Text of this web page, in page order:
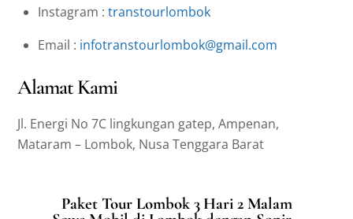
Instagram : transtourlombok
Email : infotranstourlombok@gmail.com
Alamat Kami
Jl. Energi No 7C lingkungan gatep, Ampenan,
Mataram – Lombok, Nusa Tenggara Barat
Paket Tour Lombok 3 Hari 2 Malam